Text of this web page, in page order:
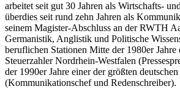
arbeitet seit gut 30 Jahren als Wirtschafts-
überdies seit rund zehn Jahren als
seinem Magister-Abschluss an der RWTH
Germanistik, Anglistik und Politische
beruflichen Stationen Mitte der 1980er Jahre
Steuerzahler Nordrhein-Westfalen
der 1990er Jahre einer der größten
(Kommunikationschef und Redenschreiber).